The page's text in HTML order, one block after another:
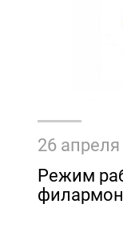
26 апреля
Режим